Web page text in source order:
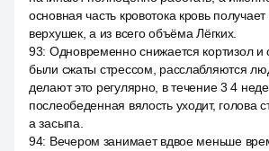
основная часть кровотока кровь
верхушек, а из всего объёма Лёгких.
93: Одновременно снижается кортизол и
были сжаты стрессом, расслабляются
делают это регулярно, в течение 3 4
послеобеденная вялость уходит, голова
а засыпа.
94: Вечером занимает вдвое меньше